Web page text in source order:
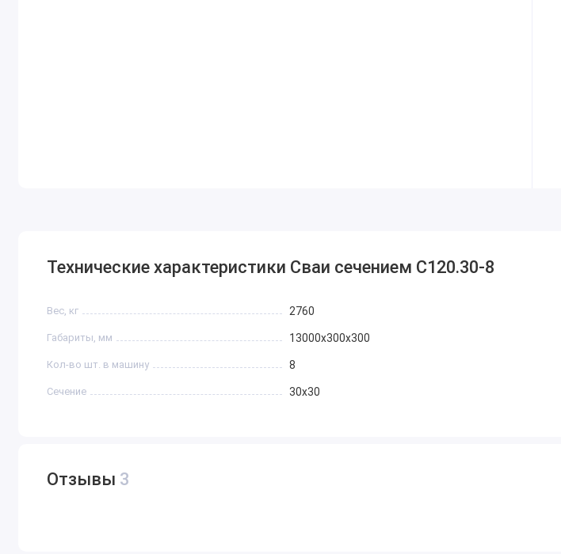
Технические характеристики Сваи сечением С120.30-8
Вес, кг 2760
Габариты, мм 13000х300х300
Кол-во шт. в машину 8
Сечение 30х30
Отзывы 3